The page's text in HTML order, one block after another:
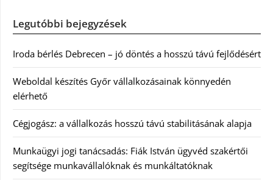
Legutóbbi bejegyzések
Iroda bérlés Debrecen – jó döntés a hosszú távú fejlődésért
Weboldal készítés Győr vállalkozásainak könnyedén
elérhető
Cégjogász: a vállalkozás hosszú távú stabilitásának alapja
Munkaügyi jogi tanácsadás: Fiák István ügyvéd szakértői
segítsége munkavállalóknak és munkáltatóknak